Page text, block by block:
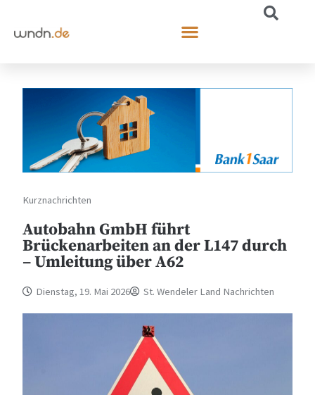
Kurznachrichten
Autobahn GmbH führt
Brückenarbeiten an der L147 durch
– Umleitung über A62
Dienstag, 19. Mai 2026 St. Wendeler Land Nachrichten